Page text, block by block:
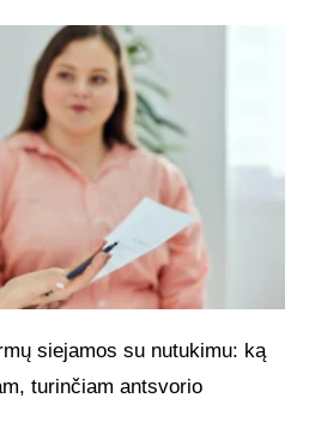
siejamos su nutukimu: ką
turinčiam antsvorio